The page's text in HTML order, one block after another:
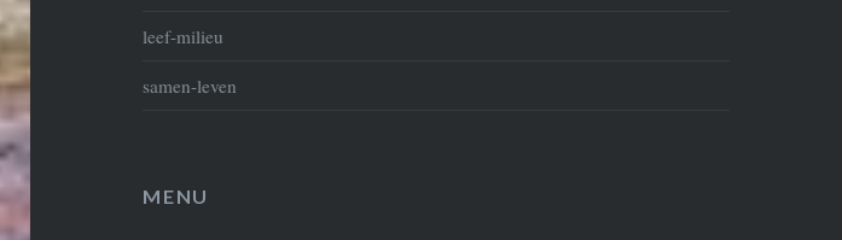
leef-milieu
samen-leven
MENU